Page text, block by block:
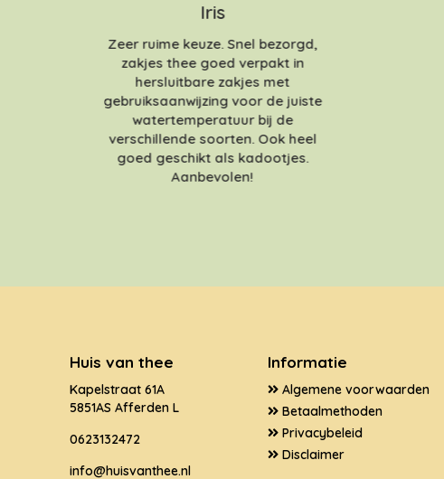
Iris
Zeer ruime keuze. Snel bezorgd,
zakjes thee goed verpakt in
hersluitbare zakjes met
gebruiksaanwijzing voor de juiste
watertemperatuur bij de
verschillende soorten. Ook heel
goed geschikt als kadootjes.
Aanbevolen!
Huis van thee
Kapelstraat 61A
5851AS Afferden L
0623132472
info@huisvanthee.nl
Informatie
Algemene voorwaarden
Betaalmethoden
Privacybeleid
Disclaimer